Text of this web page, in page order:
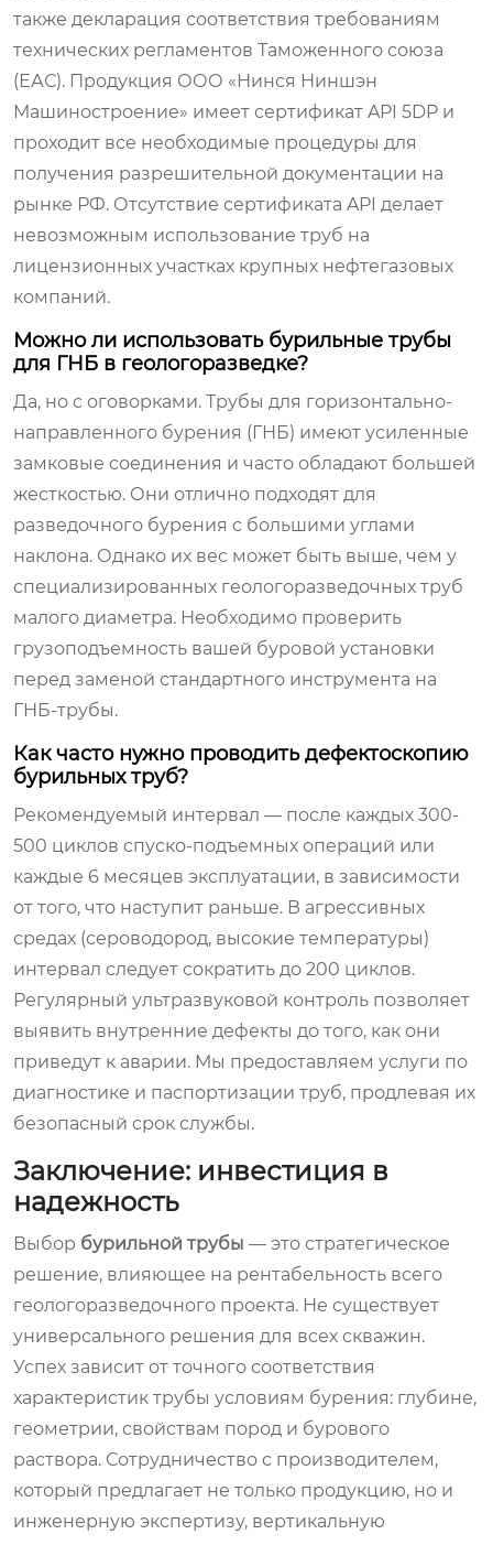
также декларация соответствия требованиям
технических регламентов Таможенного союза
(ЕАС). Продукция ООО «Нинся Ниншэн
Машиностроение» имеет сертификат API 5DP и
проходит все необходимые процедуры для
получения разрешительной документации на
рынке РФ. Отсутствие сертификата API делает
невозможным использование труб на
лицензионных участках крупных нефтегазовых
компаний.
Можно ли использовать бурильные трубы
для ГНБ в геологоразведке?
Да, но с оговорками. Трубы для горизонтально-
направленного бурения (ГНБ) имеют усиленные
замковые соединения и часто обладают большей
жесткостью. Они отлично подходят для
разведочного бурения с большими углами
наклона. Однако их вес может быть выше, чем у
специализированных геологоразведочных труб
малого диаметра. Необходимо проверить
грузоподъемность вашей буровой установки
перед заменой стандартного инструмента на
ГНБ-трубы.
Как часто нужно проводить дефектоскопию
бурильных труб?
Рекомендуемый интервал — после каждых 300-
500 циклов спуско-подъемных операций или
каждые 6 месяцев эксплуатации, в зависимости
от того, что наступит раньше. В агрессивных
средах (сероводород, высокие температуры)
интервал следует сократить до 200 циклов.
Регулярный ультразвуковой контроль позволяет
выявить внутренние дефекты до того, как они
приведут к аварии. Мы предоставляем услуги по
диагностике и паспортизации труб, продлевая их
безопасный срок службы.
Заключение: инвестиция в
надежность
Выбор бурильной трубы — это стратегическое
решение, влияющее на рентабельность всего
геологоразведочного проекта. Не существует
универсального решения для всех скважин.
Успех зависит от точного соответствия
характеристик трубы условиям бурения: глубине,
геометрии, свойствам пород и бурового
раствора. Сотрудничество с производителем,
который предлагает не только продукцию, но и
инженерную экспертизу, вертикальную